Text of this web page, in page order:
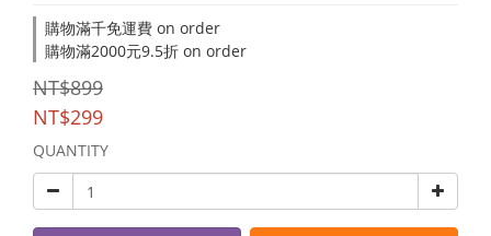
購物滿千免運費 on order
購物滿2000元9.5折 on order
NT$899
NT$299
QUANTITY